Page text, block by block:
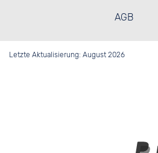
AGB
Letzte Aktualisierung: August 2026